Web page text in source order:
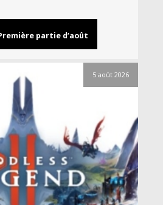
partie d’août
5 août 2026